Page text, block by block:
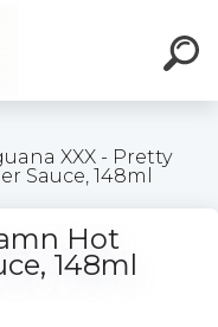
XXX - Pretty
Sauce, 148ml
Hot
148ml